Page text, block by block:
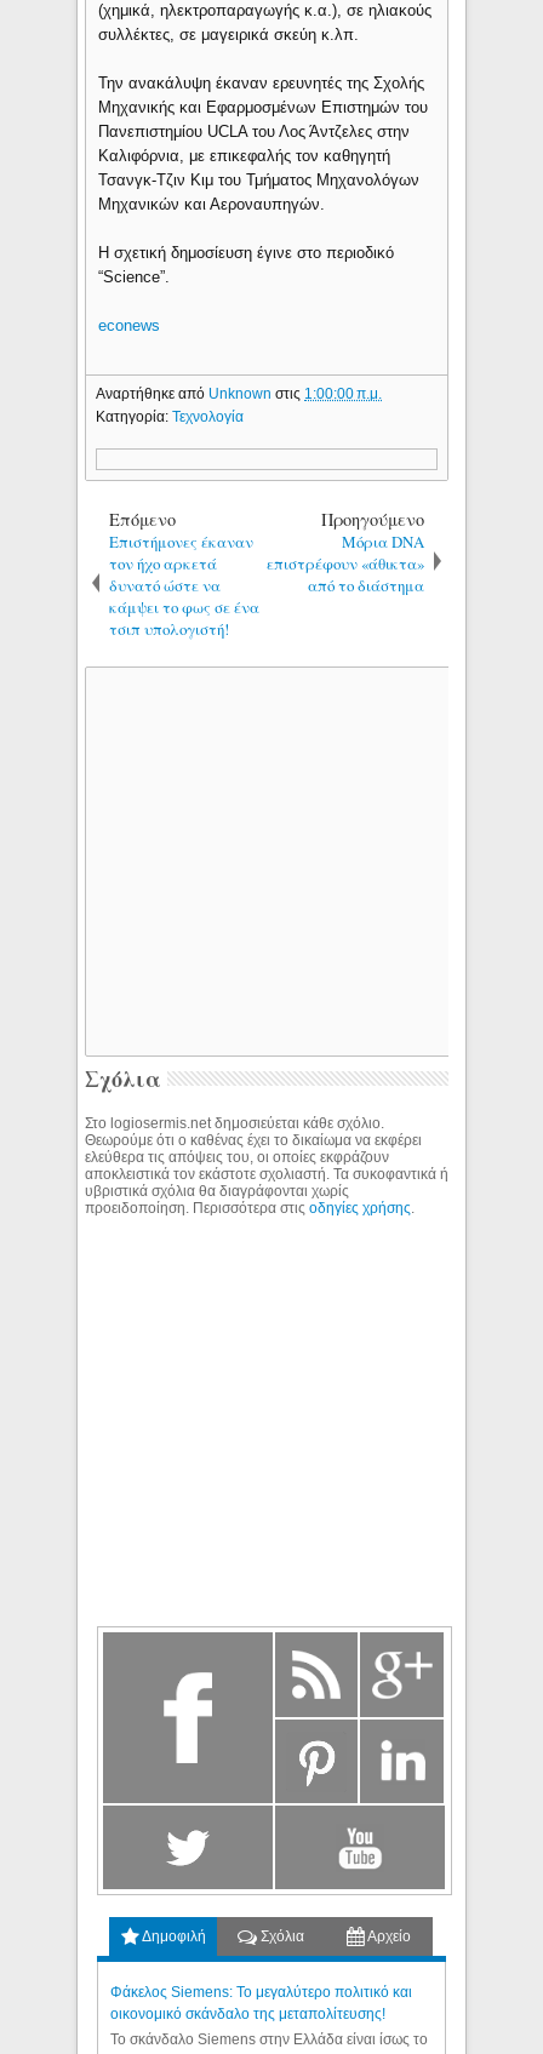
(χημικά, ηλεκτροπαραγωγής κ.α.), σε ηλιακούς
συλλέκτες, σε μαγειρικά σκεύη κ.λπ.
Την ανακάλυψη έκαναν ερευνητές της Σχολής
Μηχανικής και Εφαρμοσμένων Επιστημών του
Πανεπιστημίου UCLA του Λος Άντζελες στην
Καλιφόρνια, με επικεφαλής τον καθηγητή
Τσανγκ-Τζιν Κιμ του Τμήματος Μηχανολόγων
Μηχανικών και Αεροναυπηγών.
Η σχετική δημοσίευση έγινε στο περιοδικό
“Science”.
econews
Αναρτήθηκε από Unknownστις 1:00:00 π.μ.
Κατηγορία:Τεχνολογία
Επόμενο
Επιστήμονες έκαναν
τον ήχο αρκετά
δυνατό ώστε να
κάμψει το φως σε ένα
τσιπ υπολογιστή!
Προηγούμενο
Μόρια DNA
επιστρέφουν «άθικτα»
από το διάστημα
Σχόλια
Στο logiosermis.net δημοσιεύεται κάθε σχόλιο.
Θεωρούμε ότι ο καθένας έχει το δικαίωμα να εκφέρει
ελεύθερα τις απόψεις του, οι οποίες εκφράζουν
αποκλειστικά τον εκάστοτε σχολιαστή. Τα συκοφαντικά ή
υβριστικά σχόλια θα διαγράφονται χωρίς
προειδοποίηση. Περισσότερα στιςοδηγίες χρήσης
Δημοφιλή Σχόλια Αρχείο
Φάκελος Siemens: Το μεγαλύτερο πολιτικό και
οικονομικό σκάνδαλο της μεταπολίτευσης!
Το σκάνδαλο Siemens στην Ελλάδα είναι ίσως το